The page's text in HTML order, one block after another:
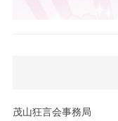
茂山狂言会事務局